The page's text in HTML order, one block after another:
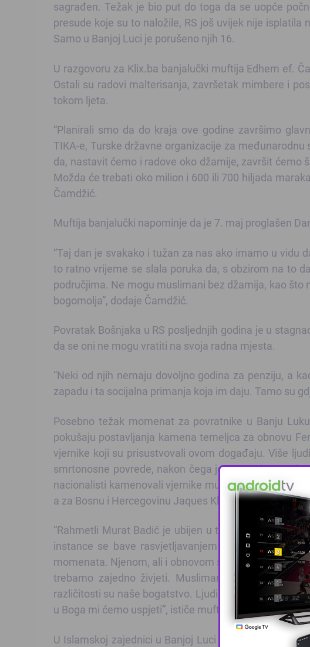
sagrađen. Težak je bio put do toga da se uopće
presude koje su to naložile, RS još uvijek nije
Samo u Banjoj Luci je porušeno njih 16.
U razgovoru za Klix.ba banjalučki muftija Edhem ef.
Ostali su radovi malterisanja, završetak mimbere i
tokom ljeta.
“Planirali smo da do kraja ove godine završimo
TIKA-e, Turske državne organizacije za
da, nastavit ćemo i radove oko džamije, završit ćemo
Možda će trebati oko milion i 600 ili 700 hiljada
Čamdžić.
Muftija banjalučki napominje da je 7. maj proglašen
“Taj dan je svakako i tužan za nas ako imamo u vidu
to ratno vrijeme se slala poruka da, s obzirom na to
područjima. Ne mogu muslimani bez džamija, kao
bogomolja”, dodaje Čamdžić.
Povratak Bošnjaka u RS posljednjih godina je u
da se oni ne mogu vratiti na svoja radna mjesta.
“Neki od njih nemaju dovoljno godina za penziju, a
zapadu i ta socijalna primanja koja im daju. Tamo su
Posebno težak momenat za povratnike u Banju
pokušaju postavljanja kamena temeljca za obnovu
vjernike koji su prisustvovali ovom događaju. Više
smrtonosne povrede, nakon čega je 26. maja
nacionalisti kamenovali vjernike muslimane svjedočio
a za Bosnu i Hercegovinu Jaques Klein, kao i još
“Rahmetli Murat Badić je ubijen u tim terorističkim
instance se bave rasvjetljavanjem njegove smrti.
momenata. Njenom, ali i obnovom svih drugih
trebamo zajedno živjeti. Muslimani, katolici,
različitosti su naše bogatstvo. Ljudi se ipak vraćaju,
u Boga mi ćemo uspjeti”, ističe muftija banjalučki.
U Islamskoj zajednici u Banjoj Luci se nadaju da će